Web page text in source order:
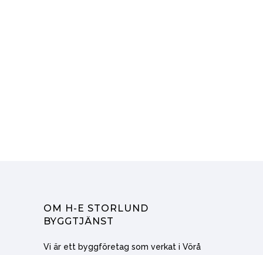
OM H-E STORLUND
BYGGTJÄNST
Vi är ett byggföretag som verkat i Vörå